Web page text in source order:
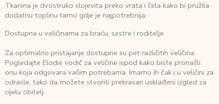
Tkanina je dvostruko slojevita preko vrata i čela kako bi pružila
dodatnu toplinu tamo gdje je najpotrebnija.
Dostupna u veličinama za braću, sestre i roditelje
Za optimalno pristajanje dostupne su pet različitih veličina.
Pogledajte Elodie vodič za veličine ispod kako biste pronašli
onu koja odgovara vašim potrebama. Imamo ih čak i u veličini za
odrasle, tako da možete stvoriti prekrasan usklađeni izgled za
cijelu obitelj.